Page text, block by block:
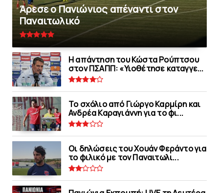
Άρεσε ο Πανιώνιος απέναντι στoν
Παναιτωλικό
Η απάντηση του Κώστα Ρούπτσου
στον ΠΣΑΠΠ: «Υιοθέτησε καταγγε...
Το σχόλιο από Γιώργο Καρμίρη και
Ανδρέα Καραγιάννη για το φι...
Οι δηλώσεις του Χουάν Φεράντο για
το φιλικό με τoν Παναιτωλι...